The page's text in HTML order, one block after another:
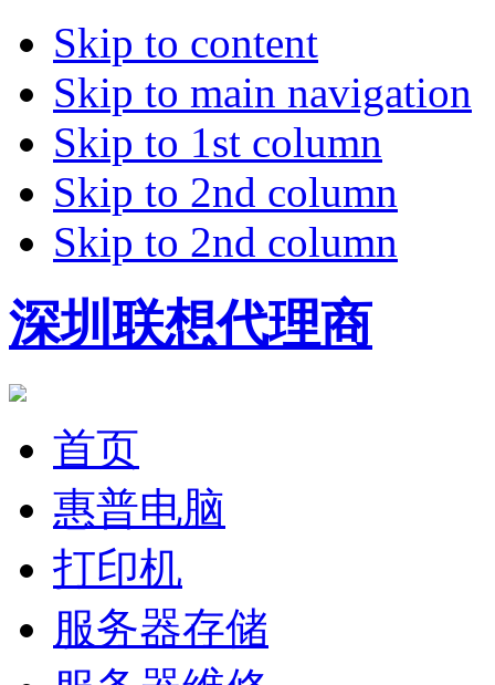
Skip to content
Skip to main navigation
Skip to 1st column
Skip to 2nd column
Skip to 2nd column
深圳联想代理商
首页
惠普电脑
打印机
服务器存储